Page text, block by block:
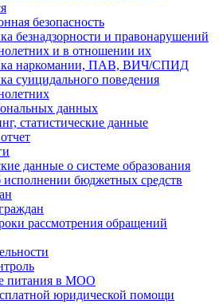
безопасность
безнадзорности и правонарушений
и в отношении их
наркомании, ПАВ, ВИЧ/СПИД
суицидального поведения
данных
статистические данные
данные о системе образования
исполнении бюджетных средств
рассмотрения обращений
питания в МОО
юридической помощи